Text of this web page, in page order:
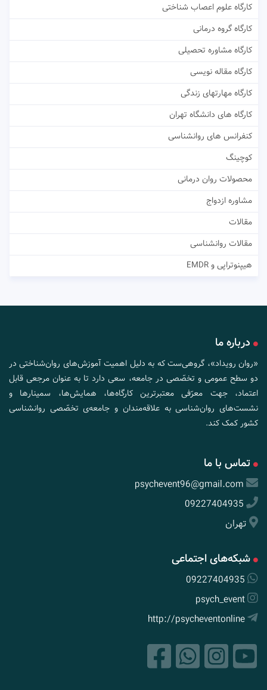
کارگاه علوم اعصاب شناختی
کارگاه گروه درمانی
کارگاه مشاوره تحصیلی
کارگاه مقاله نویسی
کارگاه مهارتهای زندگی
کارگاه های دانشگاه تهران
کنفرانس های روانشناسی
کوچینگ
محصولات روان درمانی
مشاوره ازدواج
مقالات
مقالات روانشناسی
هیپنوتراپی و EMDR
درباره ما
«روان رویداد»، گروهی‌ست که به دلیل اهمیت آموزش‌های روان‌شناختی در
دو سطح عمومی و تخصّصی در جامعه، سعی دارد تا به عنوان مرجعی قابل
اعتماد، جهت معرّفی معتبرترین کارگاه‌ها، همایش‌ها، سمینارها و
نشست‌های روان‌شناسی به علاقه‌مندان و جامعه‌ی تخصّصی روانشناسی
کشور کمک کند.
تماس با ما
psychevent96@gmail.com
09227404935
تهران
شبکه‌های اجتماعی
09227404935
psych_event
http://psycheventonline